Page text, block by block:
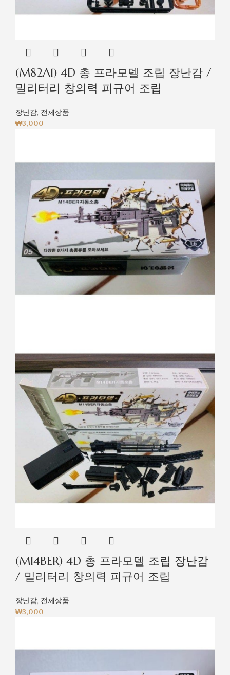
(M82A1) 4D 총 프라모델 조립 장난감 /
밀리터리 창의력 피규어 조립
장난감, 전체상품
₩3,000
(M14BER) 4D 총 프라모델 조립 장난감
/ 밀리터리 창의력 피규어 조립
장난감, 전체상품
₩3,000